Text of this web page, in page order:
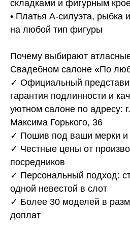
складками и фигурным
• Платья А-силуэта,
на любой тип фигуры
Почему выбирают
Свадебном салоне «По
✓ Официальный
гарантия подлинности и
уютном салоне по адресу:
Максима Горького, 36
✓ Пошив под ваши мерки и
✓ Честные цены от
посредников
✓ Персональный подход:
одной невестой в слот
✓ Более 30 моделей в
доплат